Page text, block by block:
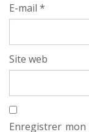
E-mail *
Site web
Enregistrer